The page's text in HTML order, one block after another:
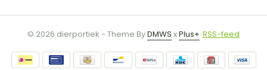
© 2026 dierportiek - Theme ByDMWS xPlus+ RSS-feed